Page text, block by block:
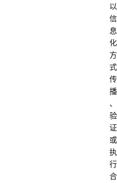
以
信
息
化
方
式
传
播
、
验
证
或
执
行
合